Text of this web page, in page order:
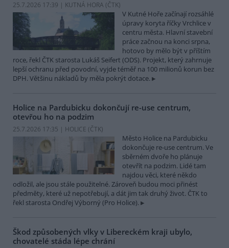
25.7.2026 17:39 | KUTNÁ HORA (ČTK)
V Kutné Hoře začínají rozsáhlé
úpravy koryta říčky Vrchlice v
centru města. Hlavní stavební
práce začnou na konci srpna,
hotovo by mělo být v příštím
roce, řekl ČTK starosta Lukáš Seifert (ODS). Projekt, který zahrnuje
lepší ochranu před povodní, vyjde téměř na 100 milionů korun bez
DPH. Většinu nákladů by měla pokrýt dotace.
Holice na Pardubicku dokončují re-use centrum,
otevřou ho na podzim
25.7.2026 17:35 | HOLICE (ČTK)
Město Holice na Pardubicku
dokončuje re-use centrum. Ve
sběrném dvoře ho plánuje
otevřít na podzim. Lidé tam
najdou věci, které někdo
odložil, ale jsou stále použitelné. Zároveň budou moci přinést
předměty, které už nepotřebují, a dát jim tak druhý život. ČTK to
řekl starosta Ondřej Výborný (Pro Holice).
Škod způsobených vlky v Libereckém kraji ubylo,
chovatelé stáda lépe chrání